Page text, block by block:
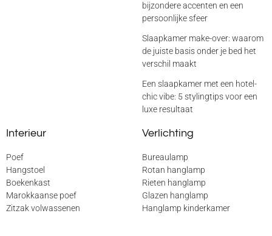
bijzondere accenten en een
persoonlijke sfeer
Slaapkamer make-over: waarom
de juiste basis onder je bed het
verschil maakt
Een slaapkamer met een hotel-
chic vibe: 5 stylingtips voor een
luxe resultaat
Interieur
Poef
Hangstoel
Boekenkast
Marokkaanse poef
Zitzak volwassenen
Verlichting
Bureaulamp
Rotan hanglamp
Rieten hanglamp
Glazen hanglamp
Hanglamp kinderkamer